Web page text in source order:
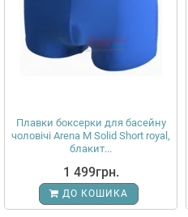
Плавки боксерки для басейну
чоловічі Arena M Solid Short royal,
блакит...
1 499грн.
ДО КОШИКА